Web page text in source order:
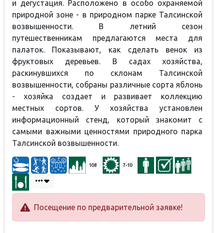
и дегустация. Расположено в особо охраняемой
природной зоне - в природном парке Талсинской
возвышенности. В летний сезон
путешественникам предлагаются места для
палаток. Показывают, как сделать венок из
фруктовых деревьев. В садах хозяйства,
раскинувшихся по склонам Талсинской
возвышенности, собраны различные сорта яблонь
- хозяйка создает и развивает коллекцию
местных сортов. У хозяйства установлен
информационный стенд, который знакомит с
самыми важными ценностями природного парка
Талсинской возвышенности.
108 7-10
Посещение по предварительной заявке!